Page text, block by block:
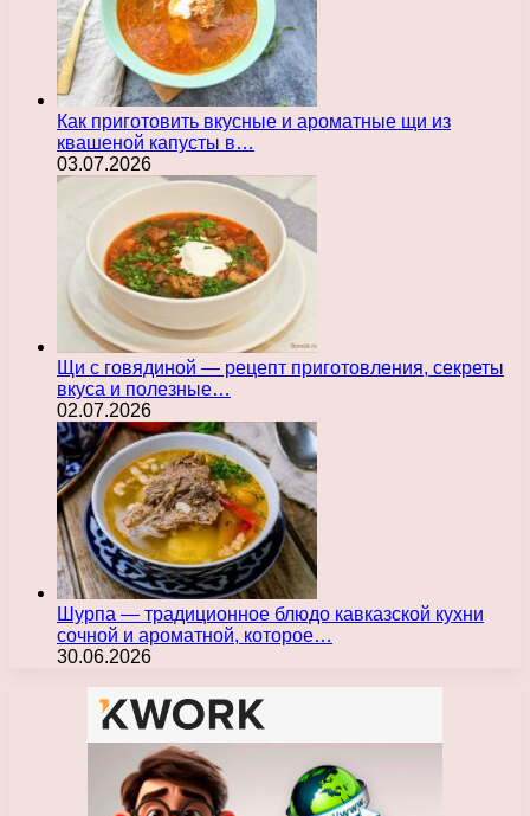
Как приготовить вкусные и ароматные щи из
квашеной капусты в…
03.07.2026
Щи с говядиной — рецепт приготовления, секреты
вкуса и полезные…
02.07.2026
Шурпа — традиционное блюдо кавказской кухни
сочной и ароматной, которое…
30.06.2026